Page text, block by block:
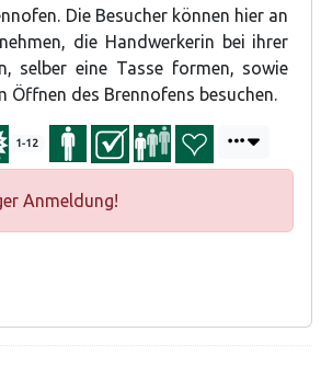
Developing Latvian pottery traditions
Die Besucher können hier an
die Handwerkerin bei ihrer
selber eine Tasse formen, sowie
Öffnen des Brennofens besuchen.
1-12
Anmeldung!